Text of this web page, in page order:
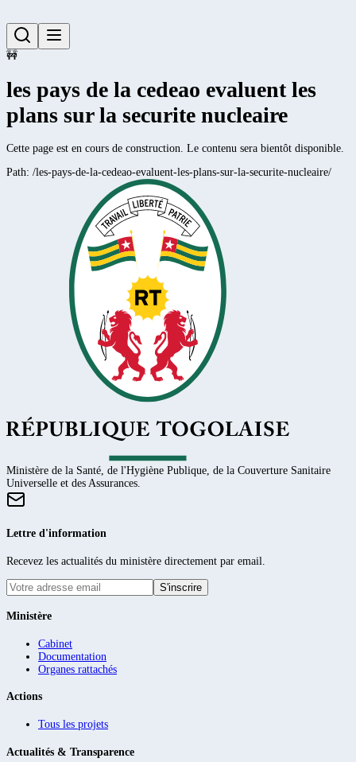
🚧
les pays de la cedeao evaluent les
plans sur la securite nucleaire
Cette page est en cours de construction. Le contenu sera bientôt disponible.
Path: /les-pays-de-la-cedeao-evaluent-les-plans-sur-la-securite-nucleaire/
Ministère de la Santé, de l'Hygiène Publique, de la Couverture Sanitaire
Universelle et des Assurances.
Lettre d'information
Recevez les actualités du ministère directement par email.
S'inscrire
Ministère
Cabinet
Documentation
Organes rattachés
Actions
Tous les projets
Actualités & Transparence